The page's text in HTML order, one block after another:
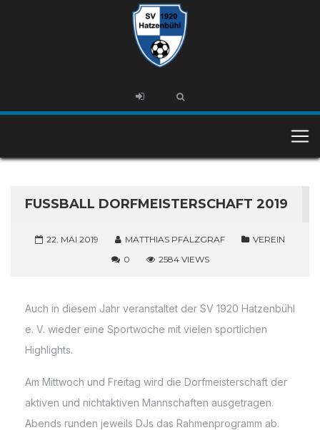
FUSSBALL DORFMEISTERSCHAFT 2019
22. MAI 2019 MATTHIAS PFALZGRAF
VEREIN
0
2584 VIEWS
Auch in diesem Jahr veranstaltet der SV 1920 Hatzenbühl
e. V. wieder eine Sportwoche mit vielen sportlichen
Highlights.
Am Mittwoch und Freitag wird die Dorfmeisterschaft der
aktiven und nichtaktiven Mannschaften ausgetragen.
Abends runden jeweils DJs das Rahmenprogramm ab.